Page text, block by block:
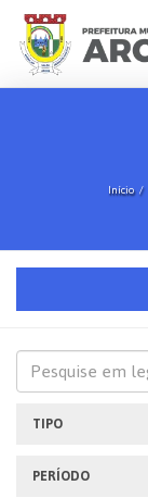
Início
TIPO
PERÍODO